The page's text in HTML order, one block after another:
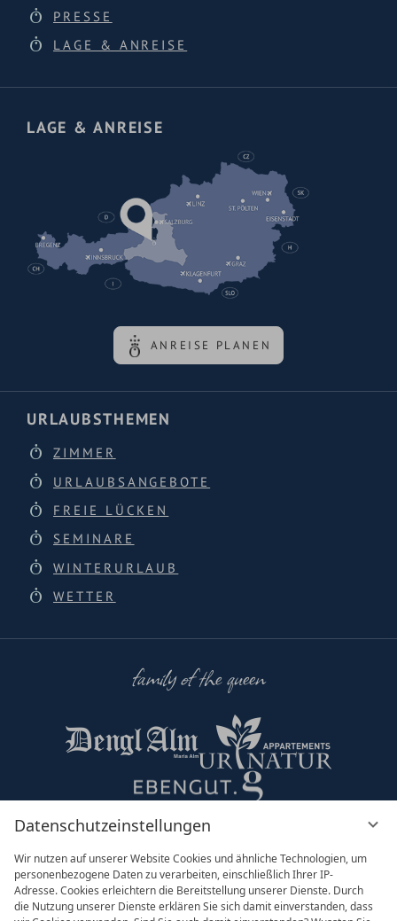
Datenschutzeinstellungen
Wir nutzen auf unserer Website Cookies und ähnliche Technologien, um
personenbezogene Daten zu verarbeiten, einschließlich Ihrer IP-
Adresse. Cookies erleichtern die Bereitstellung unserer Dienste. Durch
die Nutzung unserer Dienste erklären Sie sich damit einverstanden, dass
PRESSE
LAGE & ANREISE
LAGE & ANREISE
ANREISE PLANEN
URLAUBSTHEMEN
ZIMMER
URLAUBSANGEBOTE
FREIE LÜCKEN
SEMINARE
WINTERURLAUB
WETTER
family of the queen